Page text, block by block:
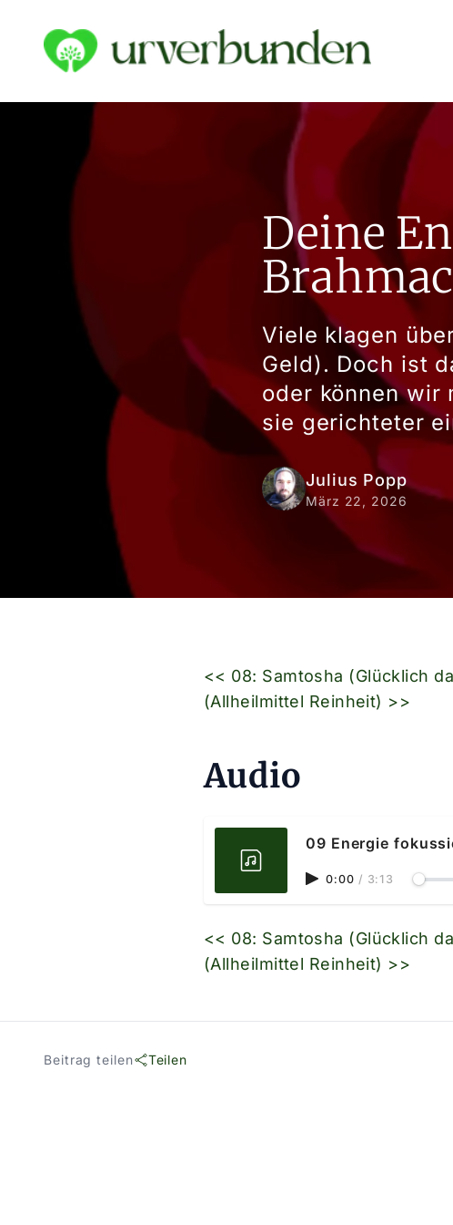
Deine
Viele klagen
Geld). Doch ist
oder können wir
sie gerichteter
Julius Popp
März 22, 2026
<< 08: Samtosha (Glücklich
(Allheilmittel Reinheit) >>
Audio
09 Energie
0:00 / 3:13
<< 08: Samtosha (Glücklich
(Allheilmittel Reinheit) >>
Beitrag teilen Teilen